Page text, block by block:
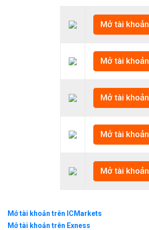
Mở tài khoản
Mở tài khoản
Mở tài khoản
Mở tài khoản
Mở tài khoản
Mở tài khoản trên ICMarkets
Mở tài khoản trên Exness